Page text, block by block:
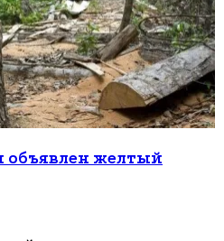
объявлен желтый